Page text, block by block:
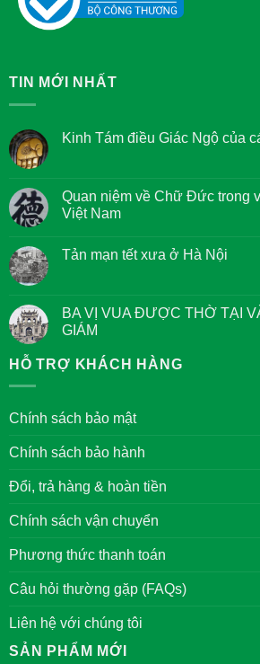
TIN MỚI NHẤT
Kinh Tám điều Giác Ngộ của
luận
ở
Kinh
Giác
Ngộ
Đại
Nhân
Quan niệm về Chữ Đức trong
Việt Nam
bình
về
Chữ
Đức
văn
hóa
Nam
Tản mạn tết xưa ở Hà Nội
luận
ở
Tản
xưa
BA VỊ VUA ĐƯỢC THỜ TẠI
GIÁM
có
bình
VỊ
THỜ
MIẾU
GIÁM
HỖ TRỢ KHÁCH HÀNG
Chính sách bảo mật
Chính sách bảo hành
Đổi, trả hàng & hoàn tiền
Chính sách vận chuyển
Phương thức thanh toán
Câu hỏi thường gặp (FAQs)
Liên hệ với chúng tôi
SẢN PHẨM MỚI